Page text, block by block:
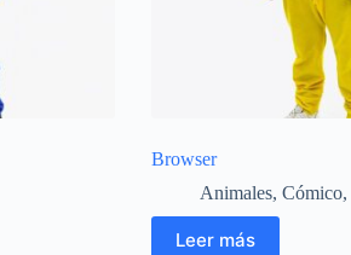
Browser
Animales, Cómico,
Leer más